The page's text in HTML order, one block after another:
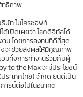
ทธิภาพ
ท ไมโครซอฟท์
ด้เปิดเผยว่า โลกดิจิทัลได้
าน โดยการลงทุนที่ดีที่สุด
จะช่วยส่งผลให้มีคุณภาพ
วมทั้งการทำงานร่วมกับผู้
to the Max จะมีประโยชน์
ระเทศไทย) จำกัด ยินดีเป็น
ารนี้ต่อไปในอนาคต